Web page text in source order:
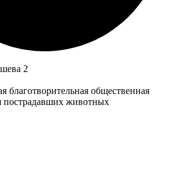
2
благотворительная общественная
пострадавших животных